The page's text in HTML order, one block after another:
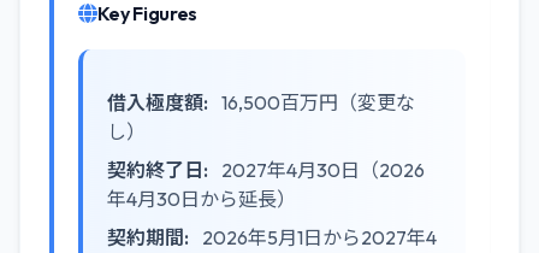
Key Figures
借入極度額: 16,500百万円（変更な
し）
契約終了日:
2027年4月30日（2026
年4月30日から延長）
契約期間:
2026年5月1日から2027年4